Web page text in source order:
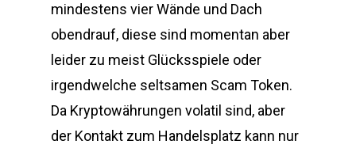
mindestens vier Wände und Dach
obendrauf, diese sind momentan aber
leider zu meist Glücksspiele oder
irgendwelche seltsamen Scam Token.
Da Kryptowährungen volatil sind, aber
der Kontakt zum Handelsplatz kann nur